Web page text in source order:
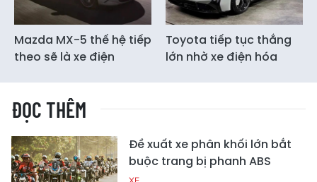
Mazda MX-5 thế hệ tiếp
theo sẽ là xe điện
Toyota tiếp tục thắng
lớn nhờ xe điện hóa
ĐỌC THÊM
Đề xuất xe phân khối lớn bắt
buộc trang bị phanh ABS